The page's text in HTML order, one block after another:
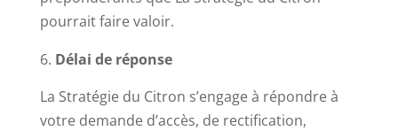
pourrait faire valoir.
Délai de réponse
La Stratégie du Citron s’engage à répondre à
votre demande d’accès, de rectification,